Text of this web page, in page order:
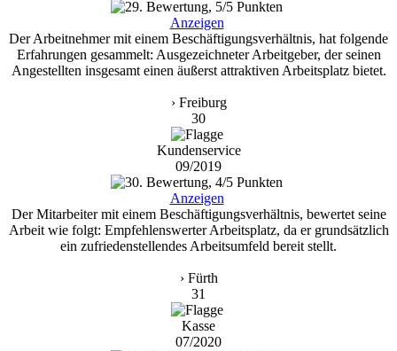
Anzeigen
Der Arbeitnehmer mit einem Beschäftigungsverhältnis, hat folgende
Erfahrungen gesammelt: Ausgezeichneter Arbeitgeber, der seinen
Angestellten insgesamt einen äußerst attraktiven Arbeitsplatz bietet.
› Freiburg
30
Kundenservice
09/2019
Anzeigen
Der Mitarbeiter mit einem Beschäftigungsverhältnis, bewertet seine
Arbeit wie folgt: Empfehlenswerter Arbeitsplatz, da er grundsätzlich
ein zufriedenstellendes Arbeitsumfeld bereit stellt.
› Fürth
31
Kasse
07/2020